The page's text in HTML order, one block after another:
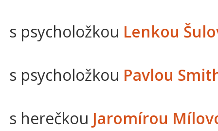
s psycholožkou Lenkou
s psycholožkou Pavlou
s herečkou Jaromírou